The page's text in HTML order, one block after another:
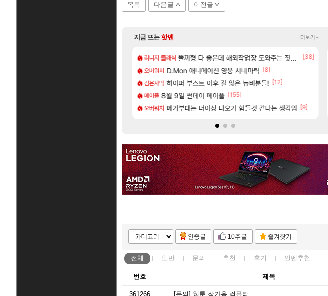
목록 다음글 이전글
지금 뜨는핫벤 더보기+
리니지 클래식 똘끼형 다 좋은데 해외작업장 도와주는 짓은 좀 아니지않냐?
[38]
오버워치 D.Mon 애니메이션 영웅 시네마틱 [8]
검은사막 하이퍼 부스트 이후 길 잃은 뉴비분들! [12]
메이플 8월 9일 썬데이 메이플 [155]
오버워치 메가부대는 더이상 나오기 힘들것 같다는 생각임 [9]
아스오라 아스오라 성우 정보 및 출연작 모음
아스오라 아키츠 아키나 성우 정보 및 주요 필모
비스트 모든 성소 위치 공략 (40개) - 귀환한 영혼 도전과제
명조 스누피냥님
리밋제로 프롤로그 테스트를 마치고.. (feat. 리아)
인증글 10추글 즐겨찾기
전체 일반 문의 추천 후기 인벤추천
번호 제목
361266 [문의] 웹툰 작가용 컴퓨터